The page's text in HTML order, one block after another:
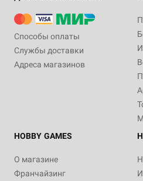
Способы оплаты
Службы доставки
Адреса магазинов
HOBBY GAMES
О магазине
Франчайзинг